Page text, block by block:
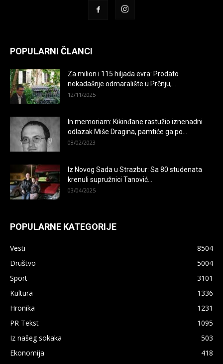
POPULARNI ČLANCI
Za milion i 115 hiljada evra: Prodato
nekadašnje odmaralište u Prčnju,...
12/11/2025
In memoriam: Kikinđane rastužio iznenadni
odlazak Miše Dragina, pamtiće ga po...
08/02/2023
Iz Novog Sada u Strazbur: Sa 80 studenata
krenuli supružnici Tanović...
03/04/2025
POPULARNE KATEGORIJE
Vesti
8504
Društvo
5004
Sport
3101
Kultura
1336
Hronika
1231
PR Tekst
1095
Iz našeg sokaka
503
Ekonomija
418